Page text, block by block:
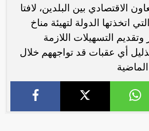
الاقتصادي بين البلدين، لافتا
اتخذتها الدولة لتهيئة مناخ
التسهيلات اللازمة
أي عقبات قد تواجههم خلال